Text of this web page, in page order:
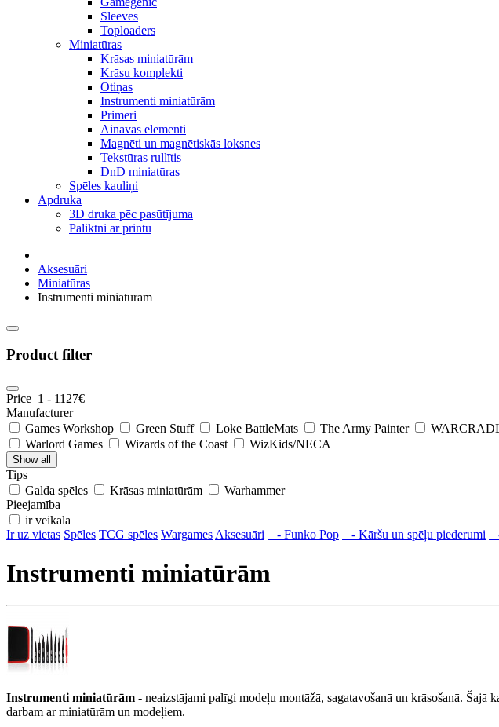
Sleeves
Toploaders
Miniatūras
Krāsas miniatūrām
Krāsu komplekti
Otiņas
Instrumenti miniatūrām
Primeri
Ainavas elementi
Magnēti un magnētiskās loksnes
Tekstūras rullītis
DnD miniatūras
Spēles kauliņi
Apdruka
3D druka pēc pasūtījuma
Paliktni ar printu
Aksesuāri
Miniatūras
Instrumenti miniatūrām
Product filter
Price 1 - 1127€
Manufacturer
Games Workshop
Green Stuff Loke BattleMats The Army Painter
Warlord Games
Wizards of the Coast WizKids/NECA
Show all
Tips
Galda spēles
Krāsas miniatūrām
Warhammer
Pieejamība
ir veikalā
Ir uz vietas Spēles TCG spēles WargamesAksesuāri - Funko Pop - Kāršu un spēļu piederumi
Instrumenti miniatūrām
Instrumenti miniatūrām - neaizstājami palīgi modeļu montāžā, sagatavošanā un krāsošanā. Šajā
darbam ar miniatūrām un modeļiem.